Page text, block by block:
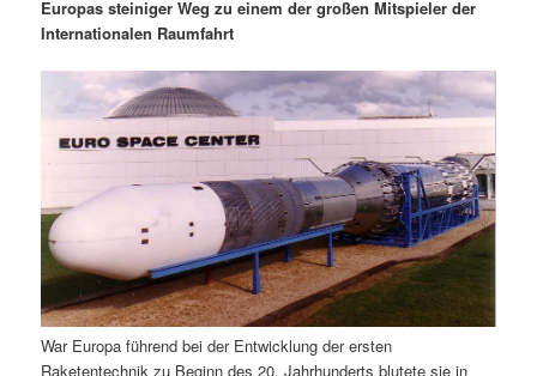
e
n
I
n
h
ä
r
e
n
I
n
a
o
n
Europas steiniger Weg zu einem der großen Mitspieler der
Internationalen Raumfahrt
War Europa führend bei der Entwicklung der ersten
Raketentechnik zu Beginn des 20. Jahrhunderts blutete sie in